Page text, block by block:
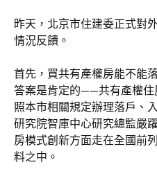
昨天，北京市住建委正式對
情況反饋。
首先，買共有產權房能不能
答案是肯定的——共有產權住
照本市相關規定辦理落戶、
研究院智庫中心研究總監嚴
房模式創新方面走在全國前
料之中。